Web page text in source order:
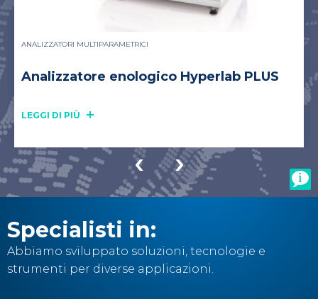
ANALIZZATORI MULTIPARAMETRICI
Analizzatore enologico Hyperlab PLUS
LEGGI DI PIÙ
Specialisti in:
Abbiamo sviluppato soluzioni, tecnologie e
strumenti per diverse applicazioni.